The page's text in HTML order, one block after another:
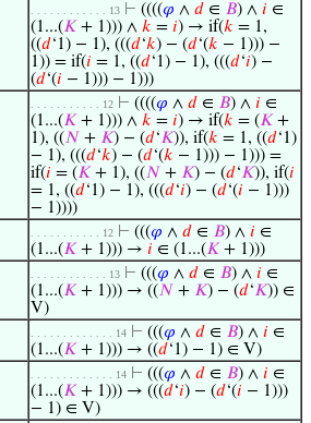
. . . . . . . . . . . . 13 ⊢ ((((𝜑 ∧ 𝑑 ∈ 𝐵) ∧ 𝑖 ∈
(1...(𝐾 + 1))) ∧ 𝑘 = 𝑖) → if(𝑘 = 1,
((𝑑‘1) − 1), (((𝑑‘𝑘) − (𝑑‘(𝑘 − 1))) −
1)) = if(𝑖 = 1, ((𝑑‘1) − 1), (((𝑑‘𝑖) −
(𝑑‘(𝑖 − 1))) − 1)))
. . . . . . . . . . . 12 ⊢ ((((𝜑 ∧ 𝑑 ∈ 𝐵) ∧ 𝑖 ∈
(1...(𝐾 + 1))) ∧ 𝑘 = 𝑖) → if(𝑘 = (𝐾 +
1), ((𝑁 + 𝐾) − (𝑑‘𝐾)), if(𝑘 = 1, ((𝑑‘1)
− 1), (((𝑑‘𝑘) − (𝑑‘(𝑘 − 1))) − 1))) =
if(𝑖 = (𝐾 + 1), ((𝑁 + 𝐾) − (𝑑‘𝐾)), if(𝑖
= 1, ((𝑑‘1) − 1), (((𝑑‘𝑖) − (𝑑‘(𝑖 − 1)))
− 1))))
. . . . . . . . . . . 12 ⊢ (((𝜑 ∧ 𝑑 ∈ 𝐵) ∧ 𝑖 ∈
(1...(𝐾 + 1))) → 𝑖 ∈ (1...(𝐾 + 1)))
. . . . . . . . . . . . 13 ⊢ (((𝜑 ∧ 𝑑 ∈ 𝐵) ∧ 𝑖 ∈
(1...(𝐾 + 1))) → ((𝑁 + 𝐾) − (𝑑‘𝐾)) ∈
V)
. . . . . . . . . . . . . 14 ⊢ (((𝜑 ∧ 𝑑 ∈ 𝐵) ∧ 𝑖 ∈
(1...(𝐾 + 1))) → ((𝑑‘1) − 1) ∈ V)
. . . . . . . . . . . . . 14 ⊢ (((𝜑 ∧ 𝑑 ∈ 𝐵) ∧ 𝑖 ∈
(1...(𝐾 + 1))) → (((𝑑‘𝑖) − (𝑑‘(𝑖 − 1)))
− 1) ∈ V)